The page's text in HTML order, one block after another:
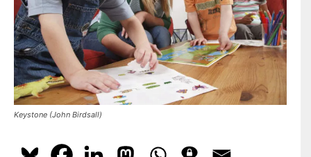
Keystone (John Birdsall)